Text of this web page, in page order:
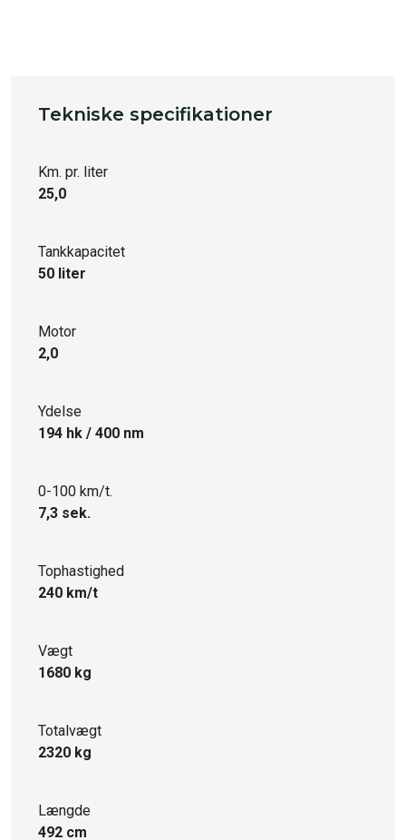
Tekniske specifikationer
Km. pr. liter
25,0
Tankkapacitet
50 liter
Motor
2,0
Ydelse
194 hk / 400 nm
0-100 km/t.
7,3 sek.
Tophastighed
240 km/t
Vægt
1680 kg
Totalvægt
2320 kg
Længde
492 cm